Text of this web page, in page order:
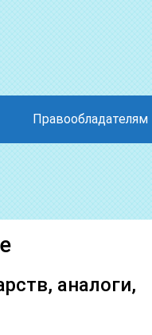
Правообладателям
аналоги,